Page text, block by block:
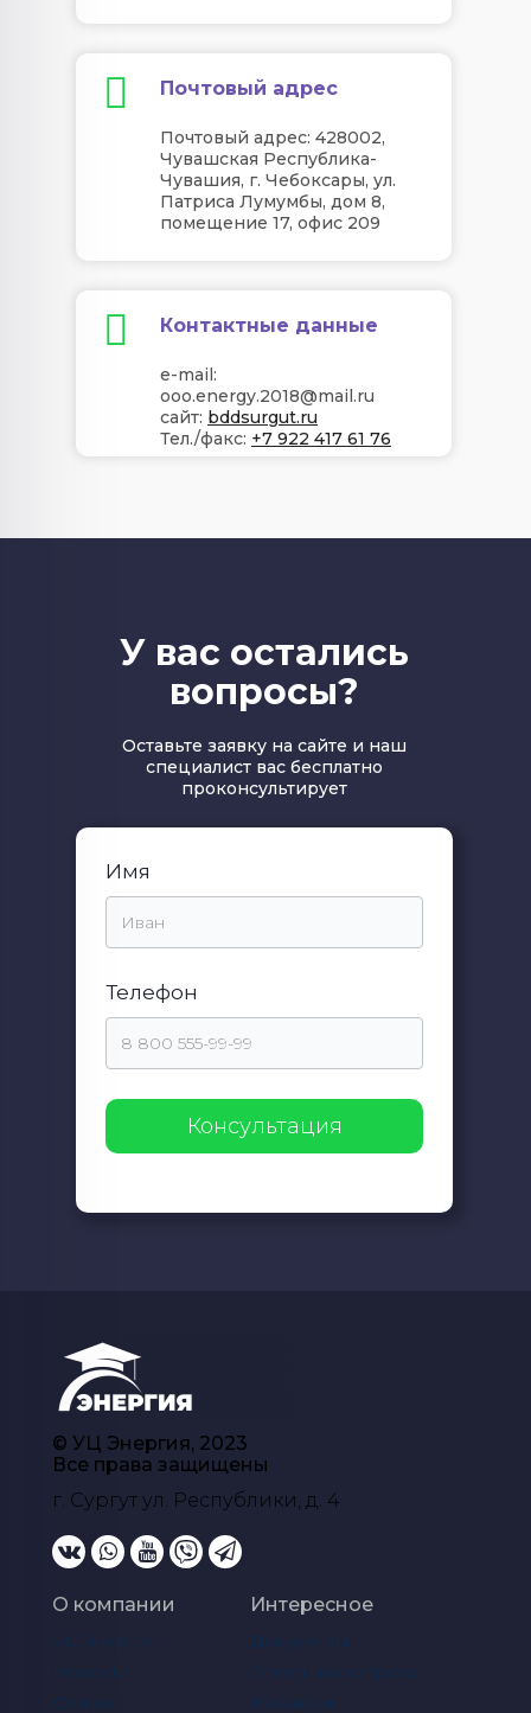
Почтовый адрес
Контактные данные
Почтовый адрес: 428002,
Чувашская Республика-
Чувашия, г. Чебоксары, ул.
Патриса Лумумбы, дом 8,
помещение 17, офис 209
e-mail:
ooo.energy.2018@mail.ru
сайт: bddsurgut.ru
Тел./факс: +7 922 417 61 76
У вас остались
вопросы?
Оставьте заявку на сайте и наш
специалист вас бесплатно
проконсультирует
Имя
Телефон
© УЦ Энергия, 2023
Все права защищены
г. Сургут ул. Республики, д. 4
Интересное
Документы
Ответы на вопросы
Вакансии
О компании
УЦ Энергия
Новости
Отзывы